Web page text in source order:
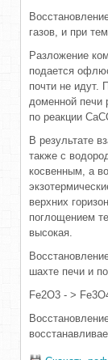
газов, и при
Разложение
подается
почти не идут.
доменной печи
по реакции
В результате
также с
косвенным, а
верхних
поглощением
высокая.
шахте печи и
Fe2O3 - >